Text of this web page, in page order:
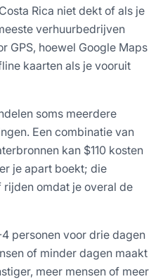
Rica niet dekt of als je
verhuurbedrijven
GPS, hoewel Google Maps
kaarten als je vooruit
soms meerdere
Een combinatie van
kan $110 kosten
je apart boekt; die
omdat je overal de
personen voor drie dagen
of minder dagen maakt
meer mensen of meer